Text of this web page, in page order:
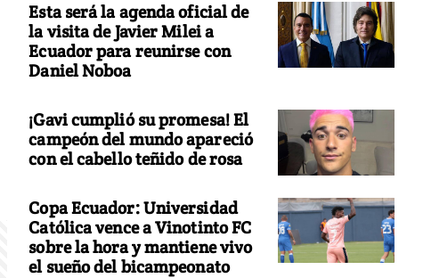
Esta será la agenda oficial de
la visita de Javier Milei a
Ecuador para reunirse con
Daniel Noboa
¡Gavi cumplió su promesa! El
campeón del mundo apareció
con el cabello teñido de rosa
Copa Ecuador: Universidad
Católica vence a Vinotinto FC
sobre la hora y mantiene vivo
el sueño del bicampeonato